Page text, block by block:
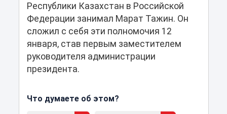
Республики Казахстан в Российской
Федерации занимал Марат Тажин. Он
сложил с себя эти полномочия 12
января, став первым заместителем
руководителя администрации
президента.
Что думаете об этом?